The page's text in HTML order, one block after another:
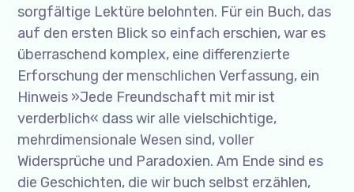
sorgfältige Lektüre belohnten. Für ein Buch, das
auf den ersten Blick so einfach erschien, war es
überraschend komplex, eine differenzierte
Erforschung der menschlichen Verfassung, ein
Hinweis »Jede Freundschaft mit mir ist
verderblich« dass wir alle vielschichtige,
mehrdimensionale Wesen sind, voller
Widersprüche und Paradoxien. Am Ende sind es
die Geschichten, die wir buch selbst erzählen,